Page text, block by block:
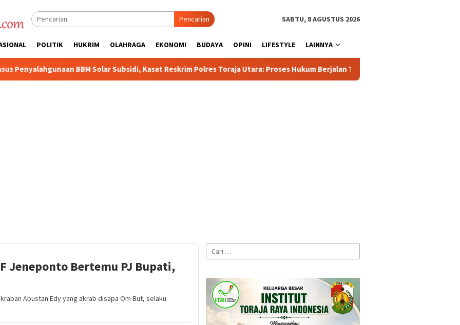
Pencarian SABTU, 8 AGUSTUS 2026
POLITIK HUKRIM OLAHRAGA EKONOMI BUDAYA OPINI LIFESTYLE LAINNYA
BBM Solar Subsidi, Kasat Reskrim Polres Toraja Utara: Proses Hukum Berjalan Transparan
Jeneponto Bertemu PJ Bupati,
Abustan Edy yang akrab disapa Om But, selaku
Cari
untuk: